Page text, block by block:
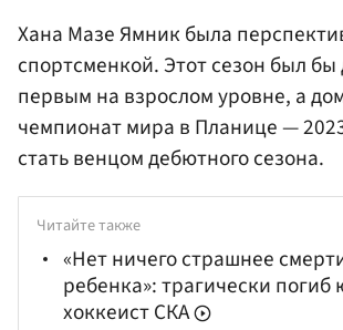
Хана Мазе Ямник была
спортсменкой. Этот сезон был бы
первым на взрослом уровне, а
чемпионат мира в Планице —
стать венцом дебютного сезона.
Читайте также
«Нет ничего страшнее
ребенка»: трагически
хоккеист СКА